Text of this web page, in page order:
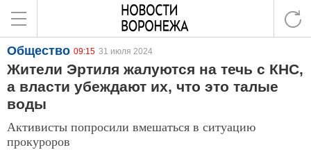
Общество 09:15 31 июля 2024
Жители Эртиля жалуются на течь с КНС,
а власти убеждают их, что это талые
воды
Активисты попросили вмешаться в ситуацию
прокуроров